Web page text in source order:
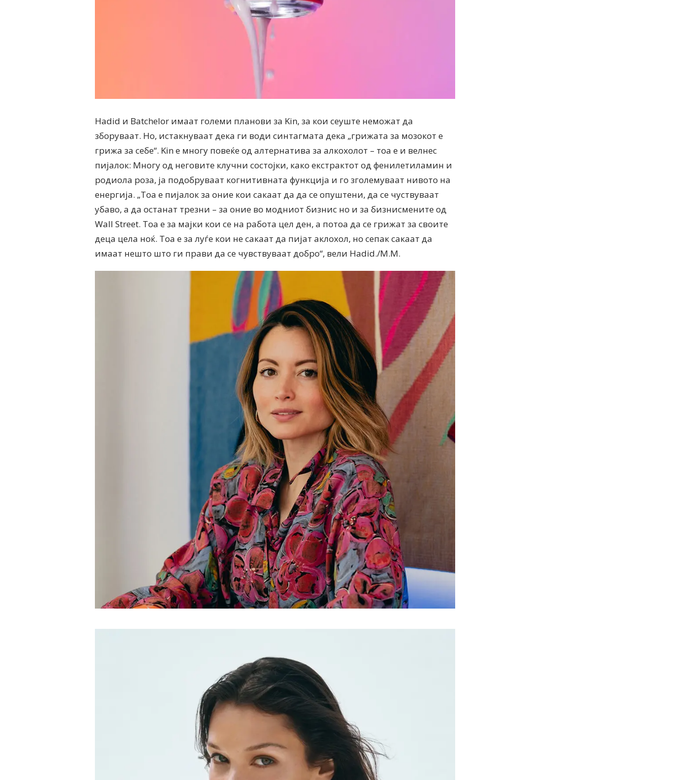
Hadid и Batchelor имаат големи планови за Kin, за кои сеуште неможат да
зборуваат. Но, истакнуваат дека ги води синтагмата дека „грижата за мозокот е
грижа за себе“. Kin е многу повеќе од алтернатива за алкохолот – тоа е и велнес
пијалок: Многу од неговите клучни состојки, како екстрактот од фенилетиламин и
родиола роза, ја подобруваат когнитивната функција и го зголемуваат нивото на
енергија. „Тоа е пијалок за оние кои сакаат да да се опуштени, да се чуствуваат
убаво, а да останат трезни – за оние во модниот бизнис но и за бизнисмените од
Wall Street. Тоа е за мајки кои се на работа цел ден, а потоа да се грижат за своите
деца цела ноќ. Тоа е за луѓе кои не сакаат да пијат аклохол, но сепак сакаат да
имаат нешто што ги прави да се чувствуваат добро“, вели Hadid./М.М.